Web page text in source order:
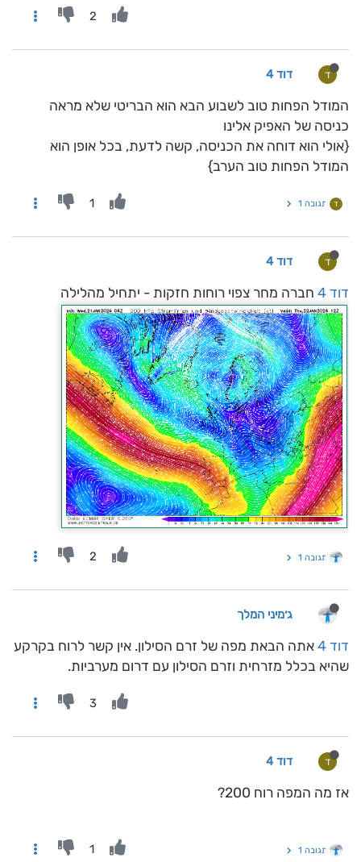
2
ד דוד 4
המודל הפחות טוב לשבוע הבא הוא הבריטי שלא מראה
כניסה של האפיק אלינו
{אולי הוא דוחה את הכניסה, קשה לדעת, בכל אופן הוא
המודל הפחות טוב הערב}
ד תגובה 1 1
ד דוד 4
דוד 4 חברה מחר צפוי רוחות חזקות - יתחיל מהלילה
תגובה 1 2
ג׳מיני המלך
דוד 4
אתה הבאת מפה של זרם הסילון. אין קשר לרוח בקרקע
שהיא בכלל מזרחית וזרם הסילון עם דרום מערביות.
3
ד דוד 4
אז מה המפה רוח 200?
תגובה 1 1